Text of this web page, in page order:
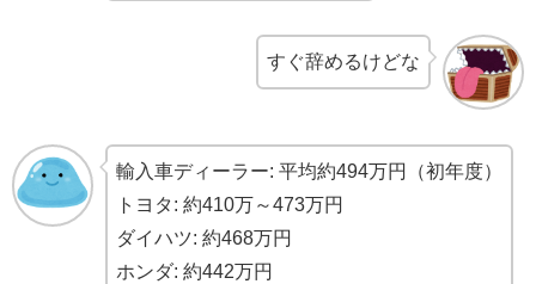
すぐ辞めるけどな
輸入車ディーラー: 平均約494万円（初年度）
トヨタ: 約410万～473万円
ダイハツ: 約468万円
ホンダ: 約442万円